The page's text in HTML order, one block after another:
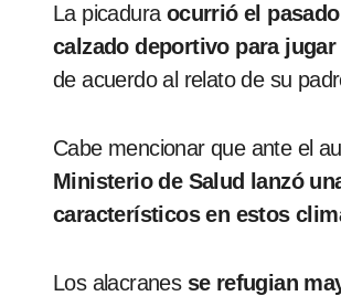
La picadura ocurrió el
calzado deportivo para
de acuerdo al relato de su
Cabe mencionar que ante el
Ministerio de Salud lanzó
característicos en estos
Los alacranes se refugian